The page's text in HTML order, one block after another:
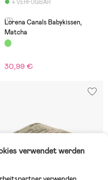
4 VERFÜGBAR
(0)
Lorena Canals Babykissen,
Matcha
30,99 €
verwendet werden